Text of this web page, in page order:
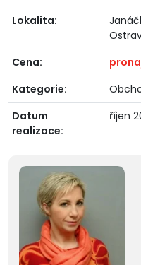
Lokalita:
Cena:
Kategorie:
Datum
realizace:
říjen